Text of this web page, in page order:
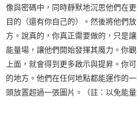
像與密碼中，同時靜默地沉思他們在
目的（還有你自己的）。然後將他們
方。說真的，你真正需要做的，只是
能量場，讓他們開始發揮其魔力。你
上面，就會得到更多啟示與提昇。你
的地方。他們在任何地點都能運作的
頭放置超過一張圖片。（註：以免能